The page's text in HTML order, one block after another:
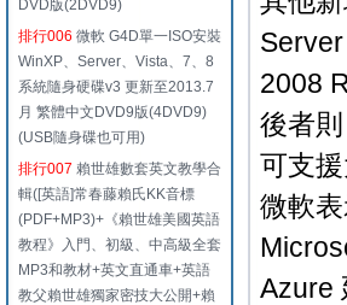
DVD版(2DVD9)
排行006 微軟 G4D單一ISO安裝
WinXP、Server、Vista、7、8
系統隨身硬碟v3 更新至2013.7
月 繁體中文DVD9版(4DVD9)
(USB隨身碟也可用)
排行007 賴世雄數套英文教學合
輯([英語]常春藤賴氏KK音標
(PDF+MP3)+《賴世雄美國英語
教程》入門、初級、中高級全套
MP3和教材+英文直通車+英語
教父賴世雄獨家密技大公開+賴
Server
2008
後者則
可支
微軟
Azure